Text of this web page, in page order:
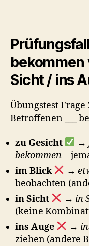
bekommen
Sicht / ins
Übungstest
Betroffenen
zu Gesicht →
bekommen =
im Blick
→
beobachten
in Sicht
→ in
(keine
ins Auge
→
ziehen (andere